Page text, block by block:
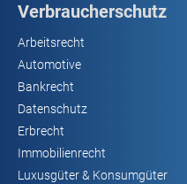
Verbraucherschutz
Arbeitsrecht
Automotive
Bankrecht
Datenschutz
Erbrecht
Immobilienrecht
Luxusgüter & Konsumgüter